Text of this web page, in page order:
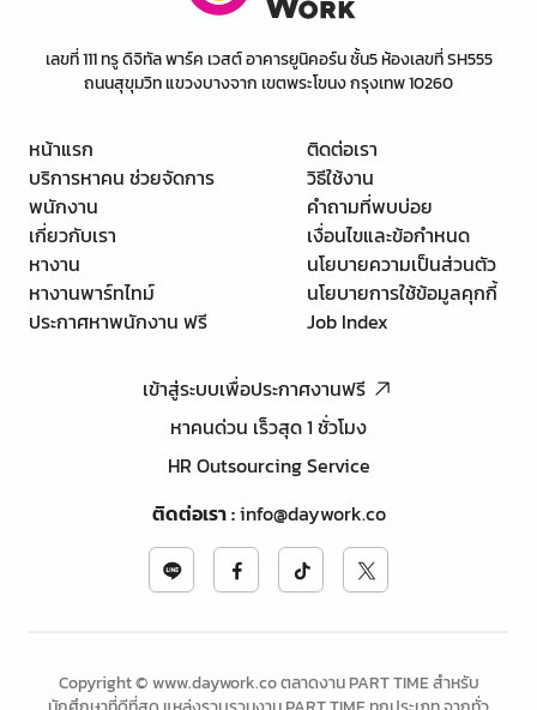
เลขที่ 111 ทรู ดิจิทัล พาร์ค เวสต์ อาคารยูนิคอร์น ชั้น5 ห้องเลขที่ SH555
ถนนสุขุมวิท แขวงบางจาก เขตพระโขนง กรุงเทพ 10260
หน้าแรก
บริการหาคน ช่วยจัดการ
พนักงาน
เกี่ยวกับเรา
หางาน
หางานพาร์ทไทม์
ประกาศหาพนักงาน ฟรี
ติดต่อเรา
วิธีใช้งาน
คำถามที่พบบ่อย
เงื่อนไขและข้อกำหนด
นโยบายความเป็นส่วนตัว
นโยบายการใช้ข้อมูลคุกกี้
Job Index
เข้าสู่ระบบเพื่อประกาศงานฟรี
หาคนด่วน เร็วสุด 1 ชั่วโมง
HR Outsourcing Service
ติดต่อเรา:info@daywork.co
Copyright © www.daywork.co ตลาดงาน PART TIME สำหรับ